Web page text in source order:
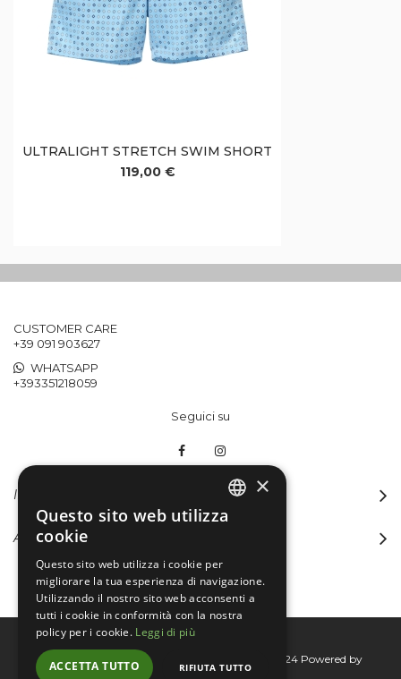
ULTRALIGHT STRETCH SWIM SHORT
119,00 €
CUSTOMER CARE
+39 091 903627
WHATSAPP
+393351218059
Seguici su
INFORMAZIONI
ACCOUNT
Bertini group srl © 2015-2026 - P.I. 06076830824 Powered by
Connecta
×
Questo sito web utilizza
cookie
Questo sito web utilizza i cookie per
migliorare la tua esperienza di navigazione.
Utilizzando il nostro sito web acconsenti a
tutti i cookie in conformità con la nostra
policy per i cookie. Leggi di più
ACCETTA TUTTO RIFIUTA TUTTO